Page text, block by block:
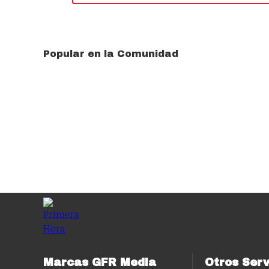
Popular en la Comunidad
Marcas GFR Media Otros